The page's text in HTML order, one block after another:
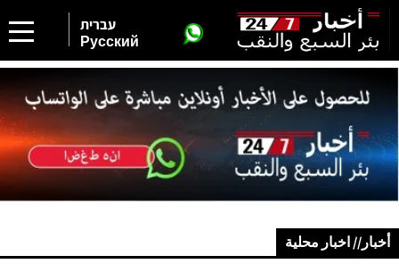
עברית
Русский
أخبار// اخبار محلية